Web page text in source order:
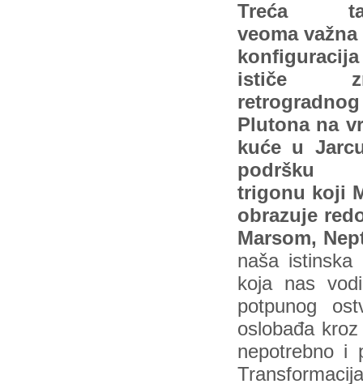
Treća
veoma
konfiguracija
ističe
retrogradnog
Plutona na
kuće u
podršku
trigonu koji
obrazuje
Marsom,
naša istinska
koja nas
potpunog
oslobađa
nepotrebno i